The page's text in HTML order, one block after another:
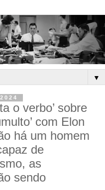
▼
o verbo’ sobre
com Elon
há um homem
de
as
sendo